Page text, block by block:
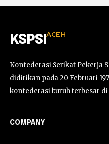
KSPSIACEH
Konfederasi Serikat Pekerja
didirikan pada 20 Februari
konfederasi buruh terbesar
COMPANY